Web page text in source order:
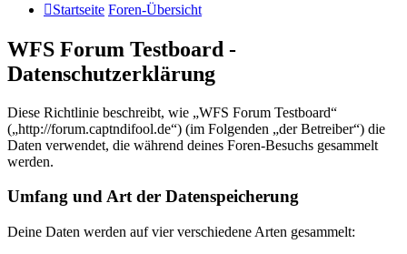
Startseite Foren-Übersicht
WFS Forum Testboard -
Datenschutzerklärung
Diese Richtlinie beschreibt, wie „WFS Forum Testboard“
(„http://forum.captndifool.de“) (im Folgenden „der Betreiber“) die
Daten verwendet, die während deines Foren-Besuchs gesammelt
werden.
Umfang und Art der Datenspeicherung
Deine Daten werden auf vier verschiedene Arten gesammelt: